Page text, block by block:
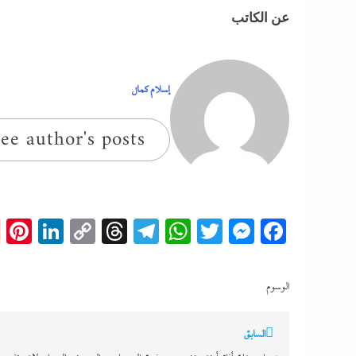
عن الكاتب
إسلام كمال
author's posts
Facebook
Messenger
Twitter
WhatsApp
Telegram
Threads
Copy
الوسوم
تصفّح
السابق